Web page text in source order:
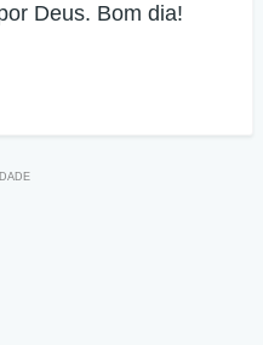
Deus. Bom dia!